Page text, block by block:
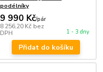
podélníky
9 990 Kč/pár
8 256,20 Kč bez
DPH
1 - 3 dny
Přidat do košíku